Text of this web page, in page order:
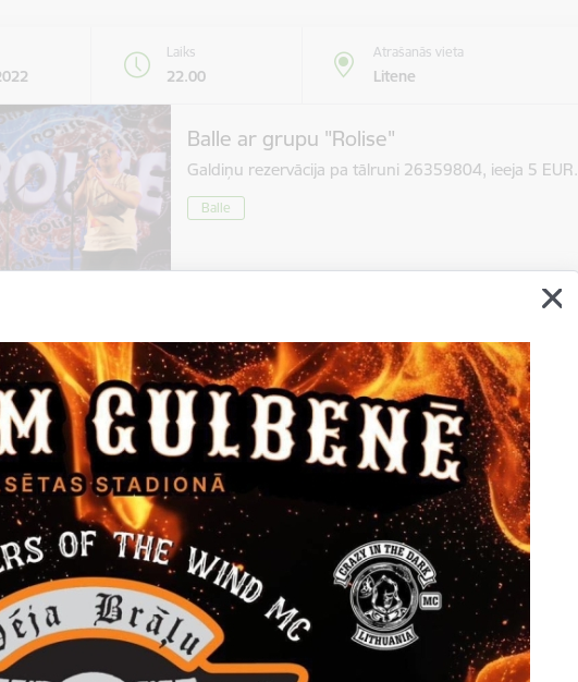
Laiks
22.00
Atrašanās vieta
Litene
Balle ar grupu "Rolise"
Galdiņu rezervācija pa tālruni 26359804, ieeja 5 EUR.
Balle
16.00 Gulbenes kultūras centrs
Filma "Janvāris"
Ieeja 5 EUR
Kino
Laiks
12.00
Atrašanās vieta
Gulbenes kultūras centrs
skolēnu Teātra diena